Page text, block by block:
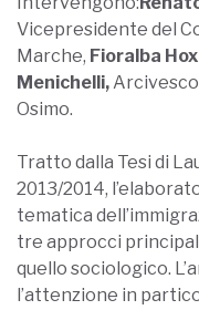
Vicepresidente del
Marche, Fioralba
Menichelli,
Osimo.
Tratto dalla Tesi di
2013/2014,
tematica
tre approcci
quello sociologico.
l’attenzione in